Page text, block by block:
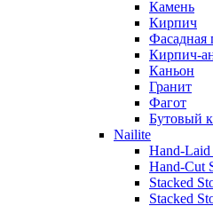
Камень
Кирпич
Фасадная
Кирпич-
Каньон
Гранит
Фагот
Бутовый
Nailite
Hand-
Hand-Cut
Stacked
Stacked